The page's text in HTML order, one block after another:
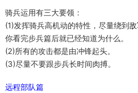
骑兵运用有三大要领：
(1)发挥骑兵高机动的特性，尽量绕到
你看完步兵篇后就已经知道为什么。
(2)所有的攻击都是由冲锋起头。
(3)尽量不要跟步兵长时间肉搏。
远程部队篇